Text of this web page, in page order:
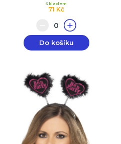
71 Kč
Skladem
Do košíku